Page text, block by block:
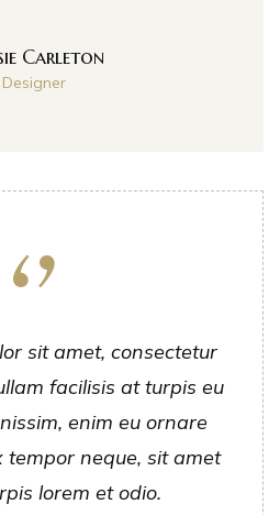
Carleton
Designer
sit amet, consectetur
facilisis at turpis eu
enim eu ornare
tempor neque, sit amet
lorem et odio.